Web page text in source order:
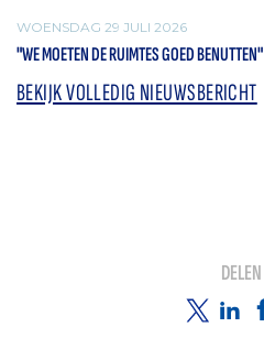
WOENSDAG 29 JULI 2026
"WE MOETEN DE RUIMTES GOED BENUTTEN"
BEKIJK VOLLEDIG NIEUWSBERICHT
DELEN